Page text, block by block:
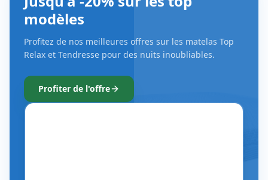
modèles
Profitez de nos meilleures offres sur les matelas Top
Relax et Tendresse pour des nuits inoubliables.
Profiter de l'offre